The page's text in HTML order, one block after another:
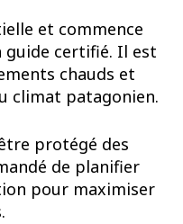
et commence
guide certifié. Il est
chauds et
climat patagonien.
protégé des
de planifier
pour maximiser